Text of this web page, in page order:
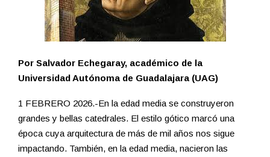
Por Salvador Echegaray, académico de la
Universidad Autónoma de Guadalajara (UAG)
1 FEBRERO 2026.-En la edad media se construyeron
grandes y bellas catedrales. El estilo gótico marcó una
época cuya arquitectura de más de mil años nos sigue
impactando. También, en la edad media, nacieron las